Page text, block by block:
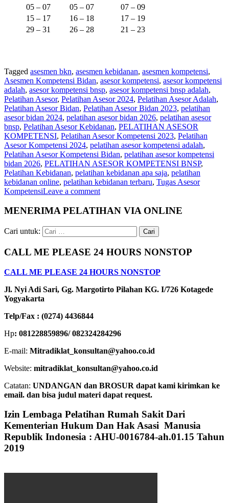
05 – 07
05 – 07
07 – 09
15 – 17
16 – 18
17 – 19
29 – 31
26 – 28 21 – 23
Tagged asesmen bkn, asesmen kebidanan, asesmen kompetensi,
Asesmen Kompetensi Bidan, asesor kompetensi, asesor kompetensi
adalah, asesor kompetensi bnsp, asesor kompetensi bnsp adalah,
Pelatihan Asesor, Pelatihan Asesor 2024, Pelatihan Asesor Adalah,
Pelatihan Asesor Bidan, Pelatihan Asesor Bidan 2023, pelatihan
asesor bidan 2024, pelatihan asesor bidan 2026, pelatihan asesor
bnsp, Pelatihan Asesor Kebidanan, PELATIHAN ASESOR
KOMPETENSI, Pelatihan Asesor Kompetensi 2023, Pelatihan
Asesor Kompetensi 2024, pelatihan asesor kompetensi adalah,
Pelatihan Asesor Kompetensi Bidan, pelatihan asesor kompetensi
bidan 2026, PELATIHAN ASESOR KOMPETENSI BNSP,
Pelatihan Kebidanan, pelatihan kebidanan apa saja, pelatihan
kebidanan online, pelatihan kebidanan terbaru, Tugas Asesor
KompetensiLeave a comment
MENERIMA PELATIHAN VIA ONLINE
Cari untuk:
CALL ME PLEASE 24 HOURS NONSTOP
CALL ME PLEASE 24 HOURS NONSTOP
Jl. Nyi Adi Sari, Gg. Margotirto Pilahan KG. I/726 Kotagede
Yogyakarta
Telp/Fax : (0274) 4436844
Hp: 081228859896/ 082324284296
E-mail: Mitradiklat_konsultan@yahoo.co.id
Website: mitradiklat_konsultan@yahoo.co.id
Catatan: UNDANGAN dan BROSUR dapat kami kirimkan ke
email. dan bisa judul materi dapat request.
Izin Lembaga Pelatihan Rumah Sakit Dari
Kementerian Hukum Dan Hak Asasi Manusia
Republik Indonesia : AHU-0016784-ah.01.15 Tahun
2019